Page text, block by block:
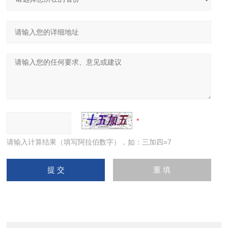
请输入计算结果（填写阿拉伯数字），如：三加四=7